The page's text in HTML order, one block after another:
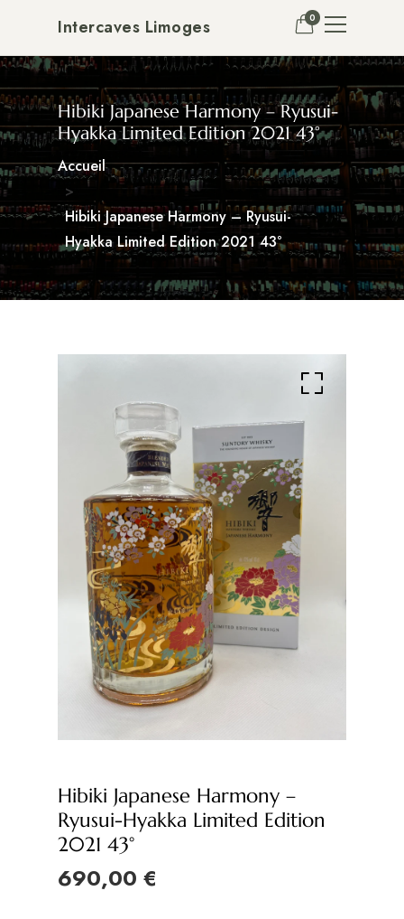
Intercaves Limoges 0
Hibiki Japanese Harmony – Ryusui-
Hyakka Limited Edition 2021 43°
Accueil
Hibiki Japanese Harmony – Ryusui-
Hyakka Limited Edition 2021 43°
Hibiki Japanese Harmony –
Ryusui-Hyakka Limited Edition
2021 43°
690,00 €